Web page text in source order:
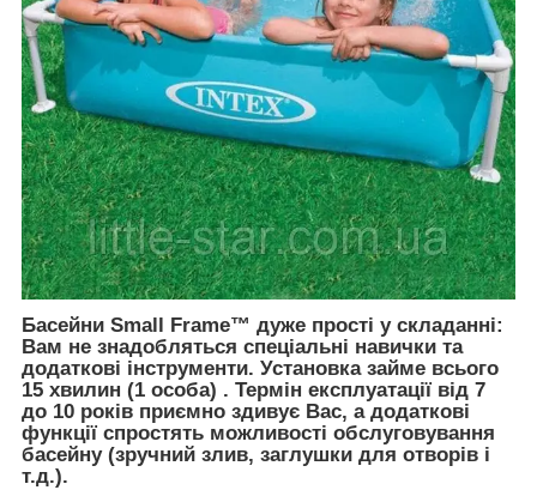
Басейни Small Frame™ дуже прості у складанні:
Вам не знадобляться спеціальні навички та
додаткові інструменти. Установка займе всього
15 хвилин (1 особа) . Термін експлуатації від 7
до 10 років приємно здивує Вас, а додаткові
функції спростять можливості обслуговування
басейну (зручний злив, заглушки для отворів і
т.д.).